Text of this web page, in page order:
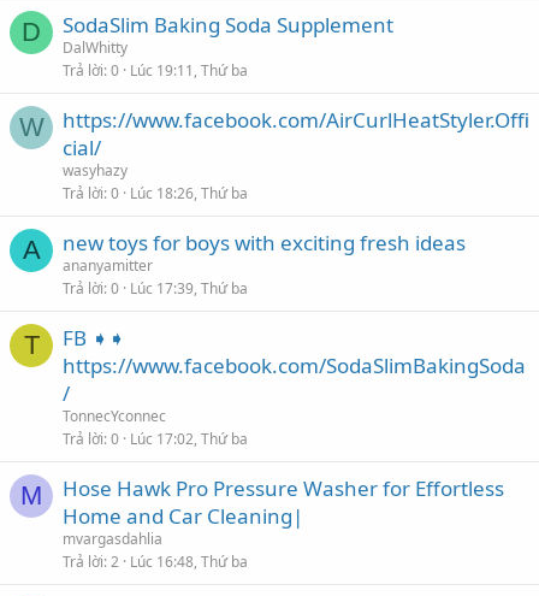
D SodaSlim Baking Soda Supplement
DalWhitty
Trả lời 0 Lúc 19:11, Thứ ba
W
https://www.facebook.com/AirCurlHeatStyler.Offi
cial/
wasyhazy
Trả lời 0 Lúc 18:26, Thứ ba
A new toys for boys with exciting fresh ideas
ananyamitter
Trả lời 0 Lúc 17:39, Thứ ba
T
FB ➧➧
https://www.facebook.com/SodaSlimBakingSoda
/
TonnecYconnec
Trả lời 0 Lúc 17:02, Thứ ba
M
Hose Hawk Pro Pressure Washer for Effortless
Home and Car Cleaning|
mvargasdahlia
Trả lời 2 Lúc 16:48, Thứ ba